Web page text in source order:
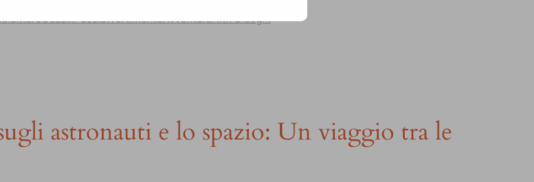
MareUccelliPesciDivertimentoAvventuraAltri Disegni
astronauti e lo spazio: Un viaggio tra le